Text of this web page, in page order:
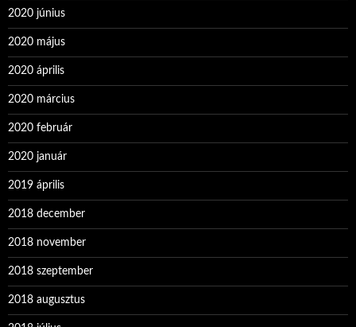
2020 június
2020 május
2020 április
2020 március
2020 február
2020 január
2019 április
2018 december
2018 november
2018 szeptember
2018 augusztus